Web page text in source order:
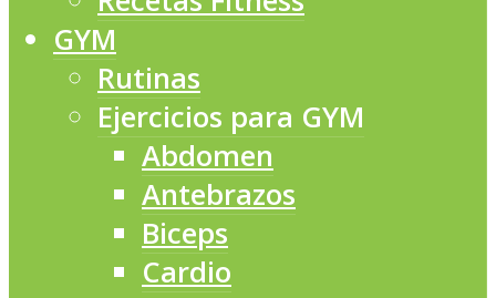
GYM
Rutinas
Ejercicios para GYM
Abdomen
Antebrazos
Biceps
Cardio